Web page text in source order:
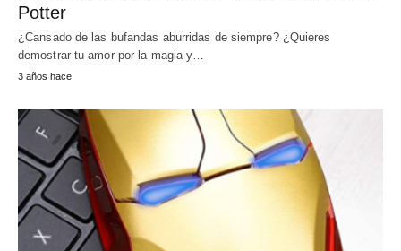
Potter
¿Cansado de las bufandas aburridas de siempre? ¿Quieres
demostrar tu amor por la magia y…
3 años hace